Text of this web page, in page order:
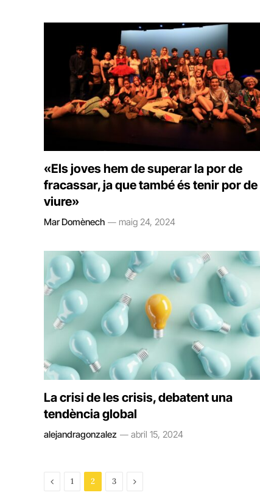
«Els joves hem de superar la por de
fracassar, ja que també és tenir por de
viure»
Mar Domènech maig 24, 2024
La crisi de les crisis, debatent una
tendència global
alejandragonzalez abril 15, 2024
Previous
1 2 3 Next